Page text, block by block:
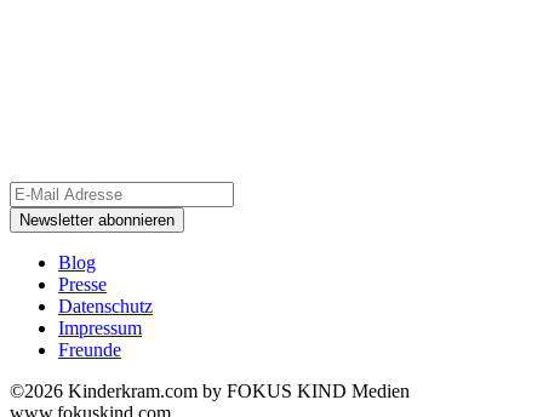
Blog
Presse
Datenschutz
Impressum
Freunde
©2026 Kinderkram.com by FOKUS KIND Medien
www.fokuskind.com